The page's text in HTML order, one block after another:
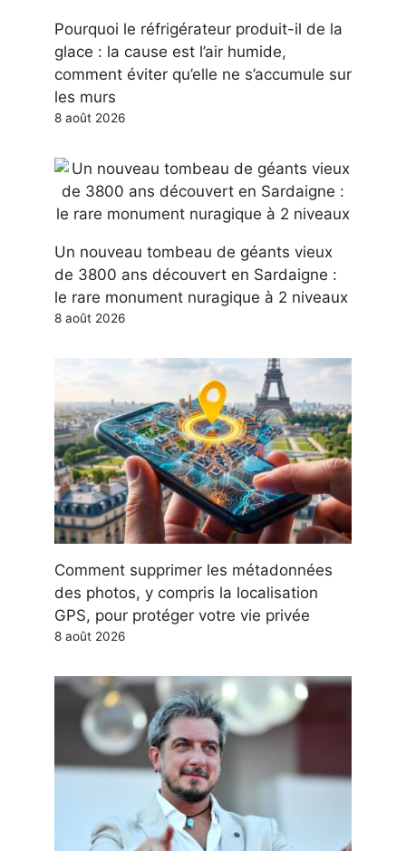
Pourquoi le réfrigérateur produit-il de la
glace : la cause est l’air humide,
comment éviter qu’elle ne s’accumule sur
les murs
8 août 2026
Un nouveau tombeau de géants vieux
de 3800 ans découvert en Sardaigne :
le rare monument nuragique à 2 niveaux
8 août 2026
Comment supprimer les métadonnées
des photos, y compris la localisation
GPS, pour protéger votre vie privée
8 août 2026